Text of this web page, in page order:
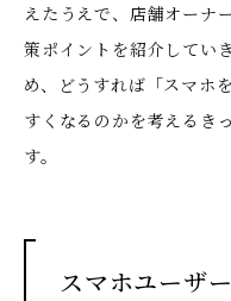
えたうえで、店舗オーナ
策ポイントを紹介してい
め、どうすれば「スマホ
すくなるのかを考えるき
す。
スマホユーザ